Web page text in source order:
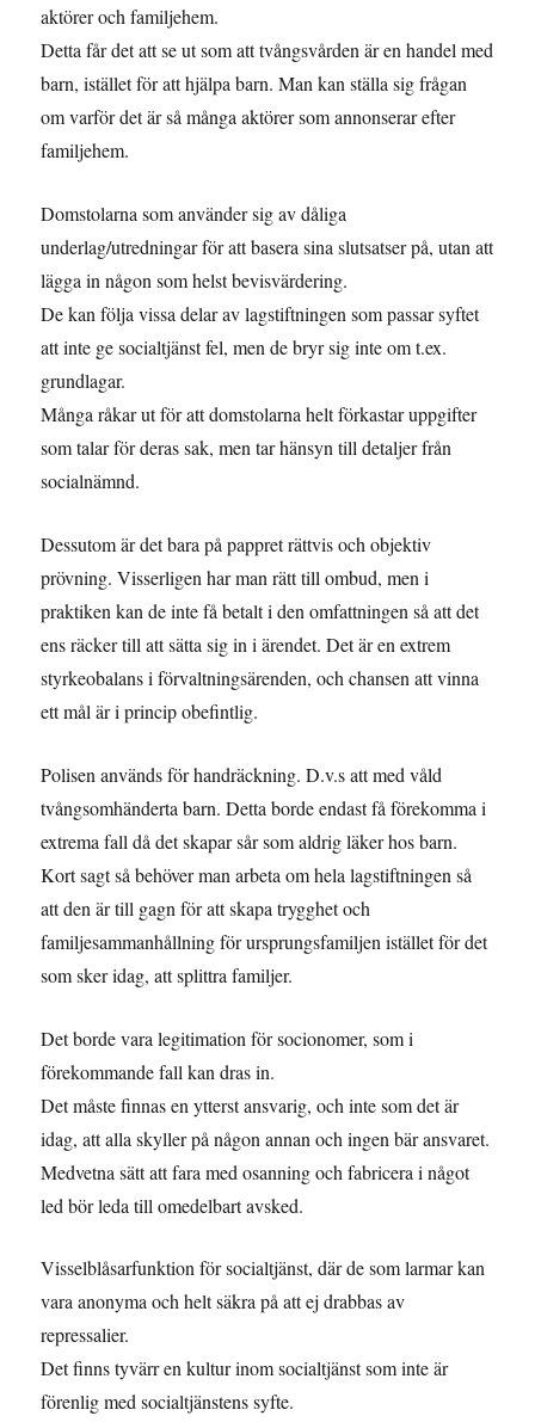
aktörer och familjehem.
Detta får det att se ut som att tvångsvården är en handel med
barn, istället för att hjälpa barn. Man kan ställa sig frågan
om varför det är så många aktörer som annonserar efter
familjehem.
Domstolarna som använder sig av dåliga
underlag/utredningar för att basera sina slutsatser på, utan att
lägga in någon som helst bevisvärdering.
De kan följa vissa delar av lagstiftningen som passar syftet
att inte ge socialtjänst fel, men de bryr sig inte om t.ex.
grundlagar.
Många råkar ut för att domstolarna helt förkastar uppgifter
som talar för deras sak, men tar hänsyn till detaljer från
socialnämnd.
Dessutom är det bara på pappret rättvis och objektiv
prövning. Visserligen har man rätt till ombud, men i
praktiken kan de inte få betalt i den omfattningen så att det
ens räcker till att sätta sig in i ärendet. Det är en extrem
styrkeobalans i förvaltningsärenden, och chansen att vinna
ett mål är i princip obefintlig.
Polisen används för handräckning. D.v.s att med våld
tvångsomhänderta barn. Detta borde endast få förekomma i
extrema fall då det skapar sår som aldrig läker hos barn.
Kort sagt så behöver man arbeta om hela lagstiftningen så
att den är till gagn för att skapa trygghet och
familjesammanhållning för ursprungsfamiljen istället för det
som sker idag, att splittra familjer.
Det borde vara legitimation för socionomer, som i
förekommande fall kan dras in.
Det måste finnas en ytterst ansvarig, och inte som det är
idag, att alla skyller på någon annan och ingen bär ansvaret.
Medvetna sätt att fara med osanning och fabricera i något
led bör leda till omedelbart avsked.
Visselblåsarfunktion för socialtjänst, där de som larmar kan
vara anonyma och helt säkra på att ej drabbas av
repressalier.
Det finns tyvärr en kultur inom socialtjänst som inte är
förenlig med socialtjänstens syfte.